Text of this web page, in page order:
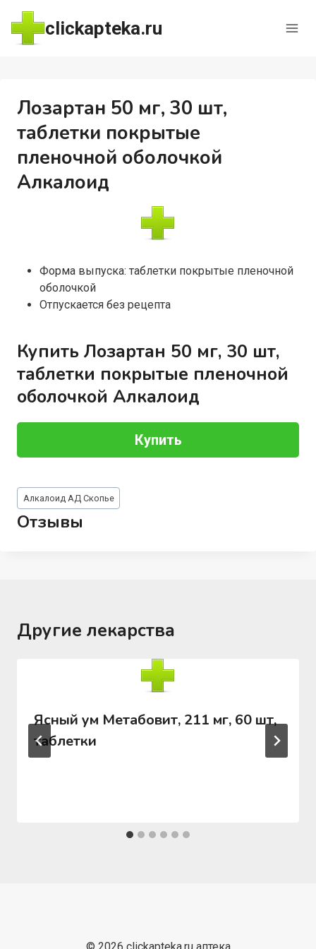
Перейти
содержимому
clickapteka.ru
Лозартан 50 мг, 30 шт,
таблетки покрытые
пленочной оболочкой
Алкалоид
Форма выпуска: таблетки покрытые пленочной
оболочкой
Отпускается без рецепта
Купить Лозартан 50 мг, 30 шт,
таблетки покрытые пленочной
оболочкой Алкалоид
Купить
Метки
записи:
Алкалоид АД Скопье
Отзывы
Другие лекарства
Ясный ум Метабовит, 211 мг, 60 шт,
таблетки